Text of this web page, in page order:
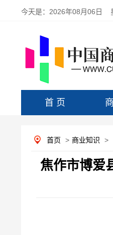
今天是： 2026年08月06日
首 页
首页 > 商业知识 >
焦作市博爱